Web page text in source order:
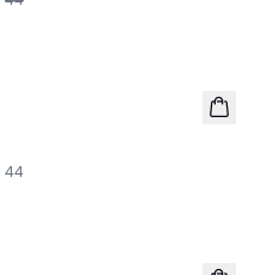
44